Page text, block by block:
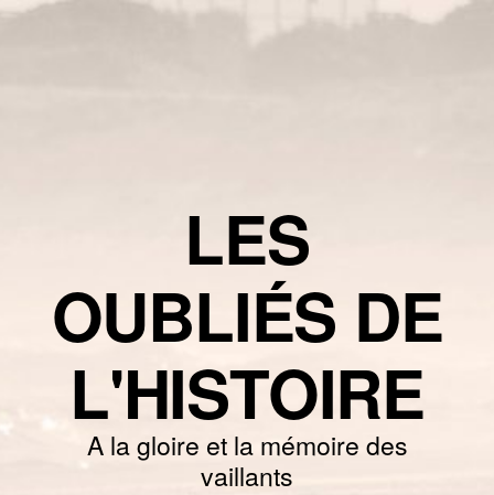
LES
OUBLIÉS DE
L'HISTOIRE
A la gloire et la mémoire des
vaillants